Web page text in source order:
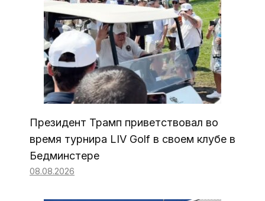
Президент Трамп приветствовал во
время турнира LIV Golf в своем клубе в
Бедминстере
08.08.2026